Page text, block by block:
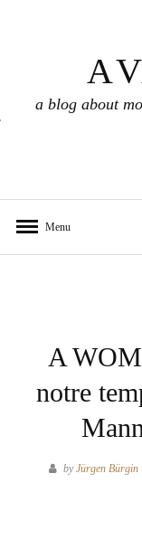
A
a blog about
Menu
A
notre
byJürgen Bürgin